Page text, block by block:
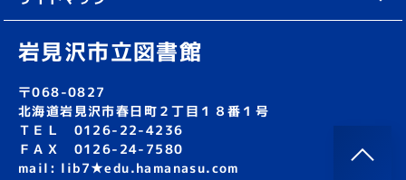
岩見沢市立図書館
〒068-0827
北海道岩見沢市春日町２丁目１８番１号
ＴＥＬ 0126-22-4236
ＦＡＸ 0126-24-7580
mail: lib7★edu.hamanasu.com